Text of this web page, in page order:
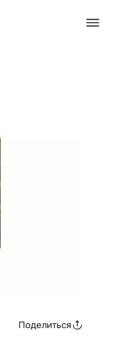
Поделиться